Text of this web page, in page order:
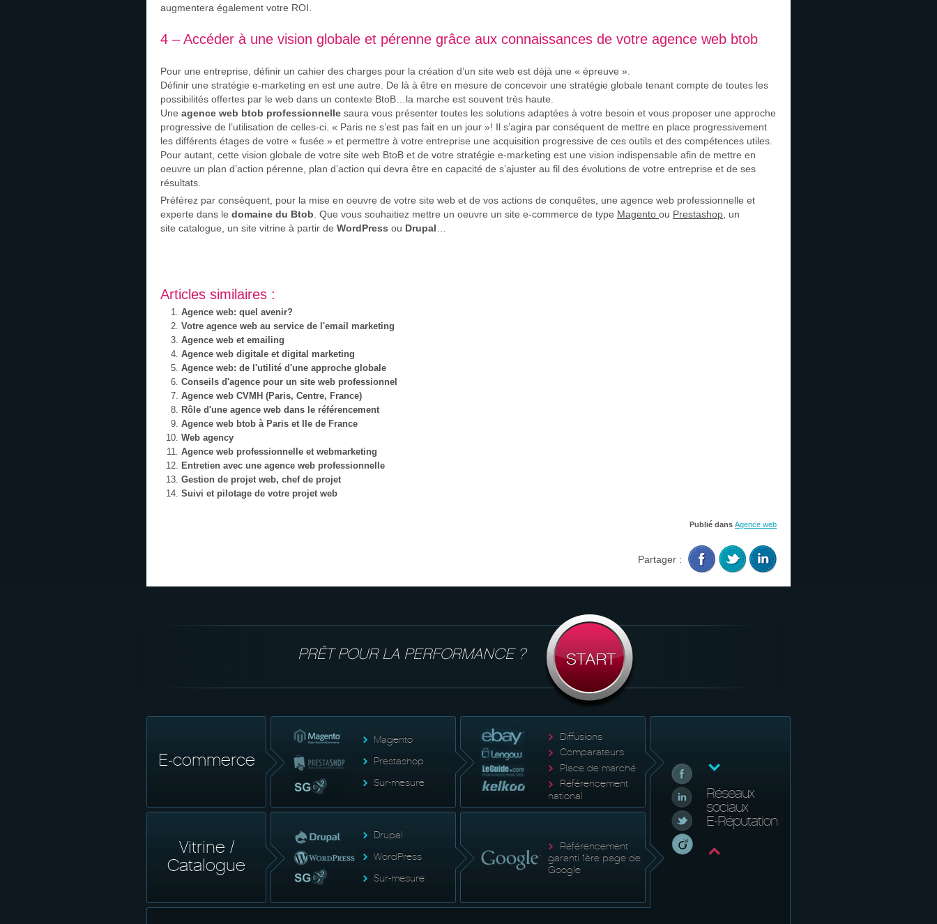
augmentera également votre ROI.
4 – Accéder à une vision globale et pérenne grâce aux connaissances de votre agence web btob
Pour une entreprise, définir un cahier des charges pour la création d’un site web est déjà une « épreuve ».
Définir une stratégie e-marketing en est une autre. De là à être en mesure de concevoir une stratégie globale tenant compte de toutes les
possibilités offertes par le web dans un contexte BtoB…la marche est souvent très haute.
Une agence web btob professionnelle saura vous présenter toutes les solutions adaptées à votre besoin et vous proposer une approche
progressive de l’utilisation de celles-ci. « Paris ne s’est pas fait en un jour »! Il s’agira par conséquent de mettre en place progressivement
les différents étages de votre « fusée » et permettre à votre entreprise une acquisition progressive de ces outils et des compétences utiles.
Pour autant, cette vision globale de votre site web BtoB et de votre stratégie e-marketing est une vision indispensable afin de mettre en
oeuvre un plan d’action pérenne, plan d’action qui devra être en capacité de s’ajuster au fil des évolutions de votre entreprise et de ses
résultats.
Préférez par conséquent, pour la mise en oeuvre de votre site web et de vos actions de conquêtes, une agence web professionnelle et
experte dans le domaine du Btob . Que vous souhaitiez mettre un oeuvre un site e-commerce de type Magento ou Prestashop , un
site catalogue, un site vitrine à partir de WordPress ou Drupal
Articles similaires :
Agence web: quel avenir?
Votre agence web au service de l'email marketing
Agence web et emailing
Agence web digitale et digital marketing
Agence web: de l'utilité d'une approche globale
Conseils d'agence pour un site web professionnel
Agence web CVMH (Paris, Centre, France)
Rôle d'une agence web dans le référencement
Agence web btob à Paris et Ile de France
Web agency
Agence web professionnelle et webmarketing
Entretien avec une agence web professionnelle
Gestion de projet web, chef de projet
Suivi et pilotage de votre projet web
Publié dans Agence web
Partager :
PRÊT POUR LA PERFORMANCE ?
E-commerce
Magento
Prestashop
Sur-mesure
Diffusions
Comparateurs
Place de marché
Référencement
national
Vitrine /
Catalogue
Drupal
WordPress
Sur-mesure
Référencement
garanti 1ère page de
Google
Réseaux
sociaux
E-Réputation